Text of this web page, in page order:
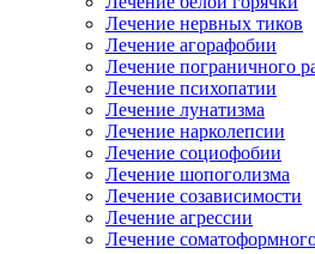
Лечение нервных тиков
Лечение агорафобии
Лечение пограничного
Лечение психопатии
Лечение лунатизма
Лечение нарколепсии
Лечение социофобии
Лечение шопоголизма
Лечение созависимости
Лечение агрессии
Лечение